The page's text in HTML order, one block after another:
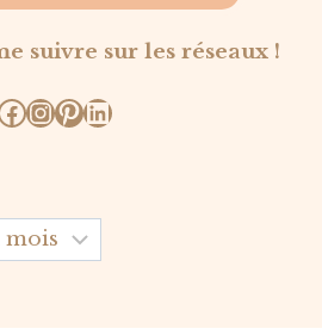
suivre sur les réseaux !
Instagram
Pinterest
LinkedIn